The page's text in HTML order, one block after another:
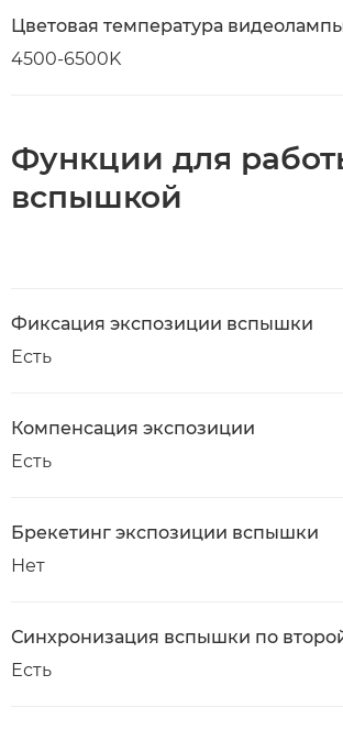
Цветовая температура
4500-6500K
Функции для
вспышкой
Фиксация экспозиции вспышки
Есть
Компенсация экспозиции
Есть
Брекетинг экспозиции вспышки
Нет
Синхронизация вспышки по
Есть